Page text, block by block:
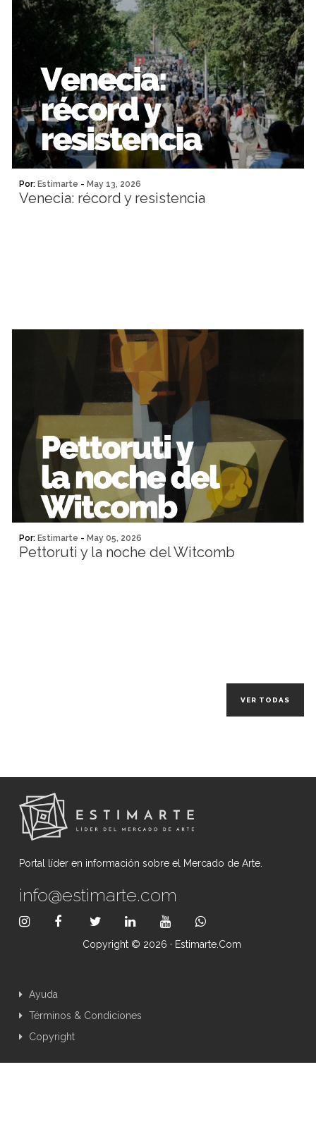
Por: Estimarte - May 13, 2026
Venecia: récord y resistencia
Por: Estimarte - May 05, 2026
Pettoruti y la noche del Witcomb
VER TODAS
Portal líder en información sobre el Mercado de Arte.
info@estimarte.com
Copyright © 2026 · Estimarte.com
Ayuda
Términos & Condiciones
Copyright